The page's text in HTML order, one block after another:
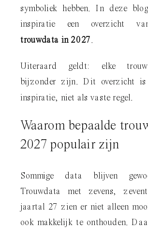
symboliek hebben. In deze
inspiratie een overzicht
trouwdata in 2027
Uiteraard geldt: elke
bijzonder zijn. Dit overzicht is
inspiratie, niet als vaste regel.
Waarom bepaalde
2027 populair zijn
Sommige data blijven
Trouwdata met zevens,
jaartal 27 zien er niet alleen
ook makkelijk te onthouden.